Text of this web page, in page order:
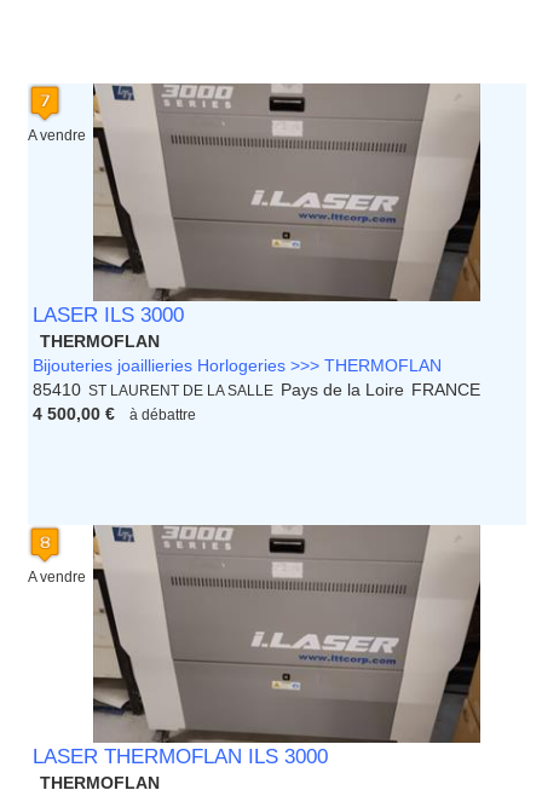
A vendre
LASER ILS 3000
THERMOFLAN
Bijouteries joaillieries Horlogeries >>> THERMOFLAN
85410 ST LAURENT DE LA SALLE Pays de la Loire FRANCE
4 500,00 €
à débattre
A vendre
LASER THERMOFLAN ILS 3000
THERMOFLAN